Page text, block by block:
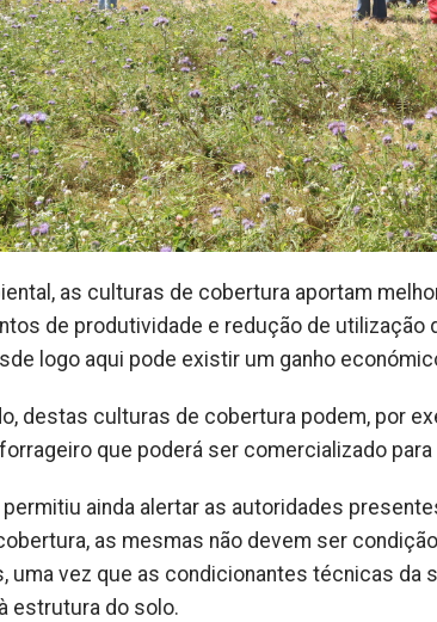
as culturas de cobertura aportam
de produtividade e redução de
logo aqui pode existir um ganho
destas culturas de cobertura podem, por
que poderá ser comercializado para
permitiu ainda alertar as autoridades
as mesmas não devem ser
uma vez que as condicionantes técnicas da
estrutura do solo.